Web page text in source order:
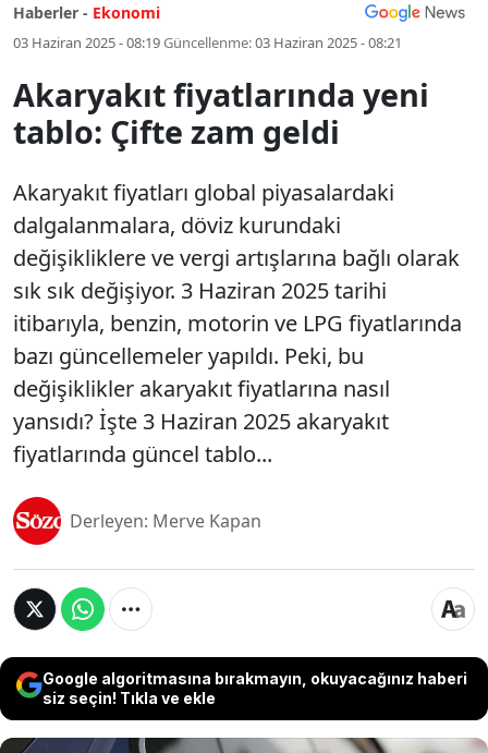
Haberler - Ekonomi
03 Haziran 2025 - 08:19Güncellenme:03 Haziran 2025 - 08:21
Akaryakıt fiyatlarında yeni
tablo: Çifte zam geldi
Akaryakıt fiyatları global piyasalardaki
dalgalanmalara, döviz kurundaki
değişikliklere ve vergi artışlarına bağlı olarak
sık sık değişiyor. 3 Haziran 2025 tarihi
itibarıyla, benzin, motorin ve LPG fiyatlarında
bazı güncellemeler yapıldı. Peki, bu
değişiklikler akaryakıt fiyatlarına nasıl
yansıdı? İşte 3 Haziran 2025 akaryakıt
fiyatlarında güncel tablo...
Derleyen: Merve Kapan
Google algoritmasına bırakmayın, okuyacağınız haberi
siz seçin! Tıkla ve ekle